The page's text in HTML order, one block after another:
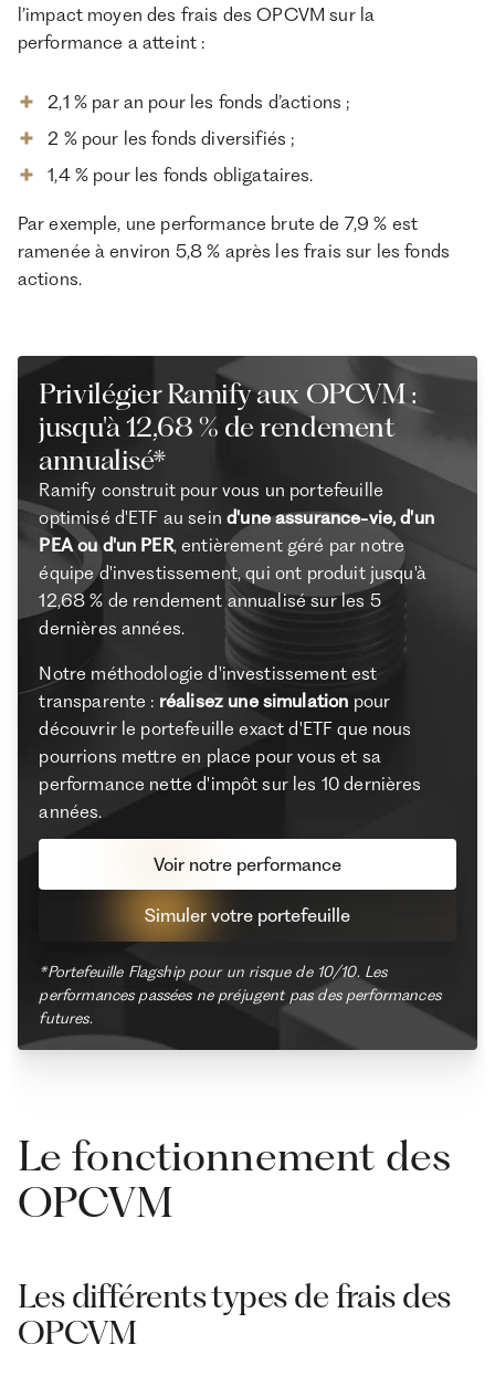
l’impact moyen des frais des OPCVM sur la
performance a atteint :
2,1 % par an pour les fonds d’actions ;
2 % pour les fonds diversifiés ;
1,4 % pour les fonds obligataires.
Par exemple, une performance brute de 7,9 % est
ramenée à environ 5,8 % après les frais sur les fonds
actions.
Privilégier Ramify aux OPCVM :
jusqu'à 12,68 % de rendement
annualisé*
Ramify construit pour vous un portefeuille
optimisé d'ETF au seind'une assurance-vie, d'un
PEA ou d'un PER, entièrement géré par notre
équipe d'investissement, qui ont produit jusqu'à
12,68 % de rendement annualisé sur les 5
dernières années.
Notre méthodologie d'investissement est
transparente : réalisez une simulation pour
découvrir le portefeuille exact d'ETF que nous
pourrions mettre en place pour vous et sa
performance nette d'impôt sur les 10 dernières
années.
Simuler votre portefeuille
Voir notre performance
*Portefeuille Flagship pour un risque de 10/10. Les
performances passées ne préjugent pas des performances
futures.
Le fonctionnement des
OPCVM
Les différents types de frais des
OPCVM